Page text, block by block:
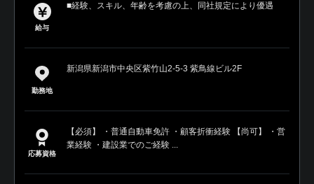
給与
■経験、スキル、年齢を考慮の上、同社規定により優遇
勤務地
新潟県新潟市中央区紫竹山2-5-3 紫鳥線ビル2F
応募資格
【必須】 ・普通自動車免許 ・顧客折衝経験 【尚可】 ・営
業経験 ・建設業でのご経験 ...